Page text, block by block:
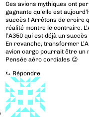
Ces avions mythiques ont
gagnante qu’elle est
succès ! Arrêtons de croire
réalité montre le contraire.
l’A350 qui est déjà un
En revanche, transformer
avion cargo pourrait être un
Pensée aéro cordiales 😉
⮑ Répondre